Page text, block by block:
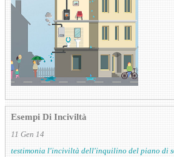
Esempi Di Inciviltà
11 Gen 14
testimonia l'inciviltà dell'inquilino del piano di